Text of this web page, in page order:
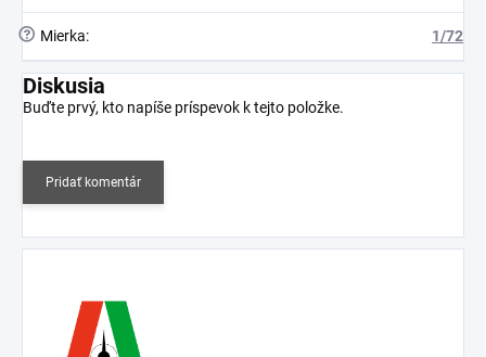
? Mierka: 1/72
Diskusia
Buďte prvý, kto napíše príspevok k tejto položke.
Pridať komentár